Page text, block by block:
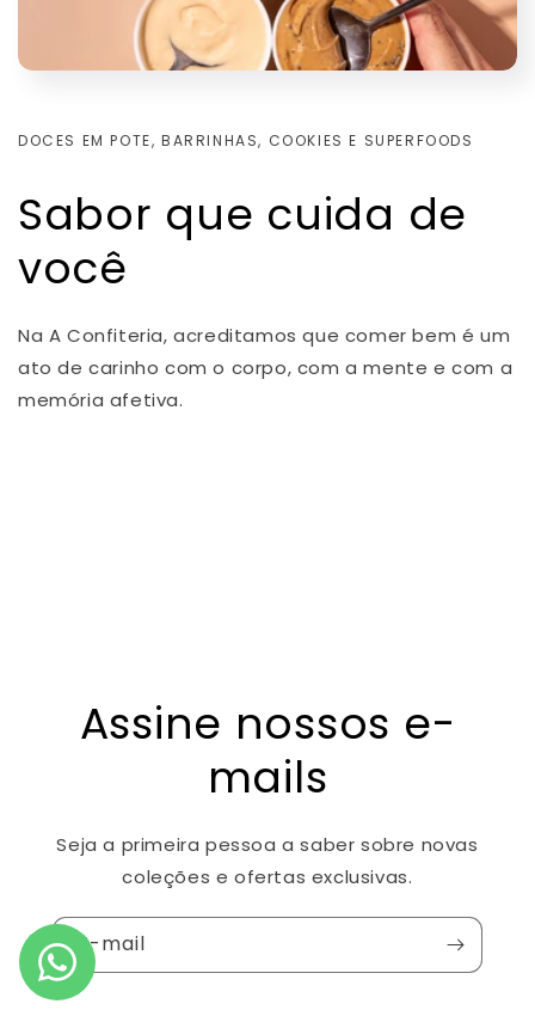
DOCES EM POTE, BARRINHAS, COOKIES E SUPERFOODS
Sabor que cuida de
você
Na A Confiteria, acreditamos que comer bem é um
ato de carinho com o corpo, com a mente e com a
memória afetiva.
Assine nossos e-
mails
Seja a primeira pessoa a saber sobre novas
coleções e ofertas exclusivas.
E-mail